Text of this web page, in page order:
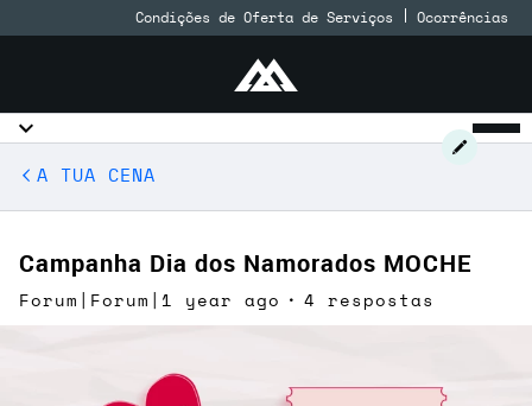
Condições de Oferta de Serviços Ocorrências
A TUA CENA
Campanha Dia dos Namorados MOCHE
Forum|Forum|1 year ago 4 respostas